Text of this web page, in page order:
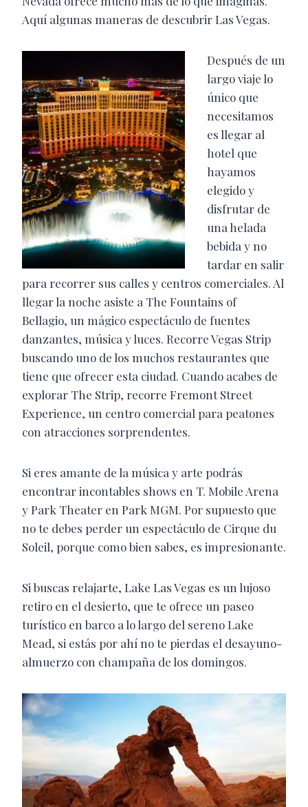
Aquí algunas maneras de descubrir Las Vegas.
Después de un
largo viaje lo
único que
necesitamos
es llegar al
hotel que
hayamos
elegido y
disfrutar de
una helada
bebida y no
tardar en salir
para recorrer sus calles y centros comerciales. Al
llegar la noche asiste a The Fountains of
Bellagio, un mágico espectáculo de fuentes
danzantes, música y luces. Recorre Vegas Strip
buscando uno de los muchos restaurantes que
tiene que ofrecer esta ciudad. Cuando acabes de
explorar The Strip, recorre Fremont Street
Experience, un centro comercial para peatones
con atracciones sorprendentes.
Si eres amante de la música y arte podrás
encontrar incontables shows en T. Mobile Arena
y Park Theater en Park MGM. Por supuesto que
no te debes perder un espectáculo de Cirque du
Soleil, porque como bien sabes, es impresionante.
Si buscas relajarte, Lake Las Vegas es un lujoso
retiro en el desierto, que te ofrece un paseo
turístico en barco a lo largo del sereno Lake
Mead, si estás por ahí no te pierdas el desayuno-
almuerzo con champaña de los domingos.